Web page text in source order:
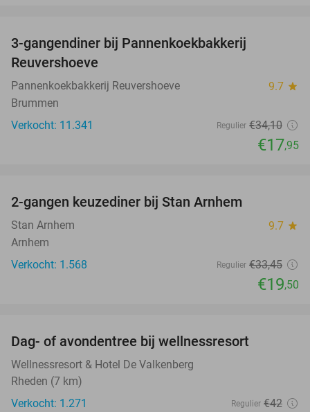
3-gangendiner bij Pannenkoekbakkerij
Reuvershoeve
Pannenkoekbakkerij Reuvershoeve 9.7 star
Brummen
Verkocht: 11.341
Regulier €34,10
€17,95
2-gangen keuzediner bij Stan Arnhem
Stan Arnhem 9.7 star
Arnhem
Verkocht: 1.568
Regulier €33,45
€19,50
Dag- of avondentree bij wellnessresort
Wellnessresort & Hotel De Valkenberg
Rheden (7 km)
Verkocht: 1.271
Regulier €42